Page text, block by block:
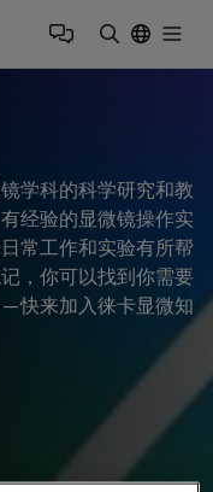
学科的科学研究和教
经验的显微镜操作实
常工作和实验有所帮
，你可以找到你需要
快来加入徕卡显微知